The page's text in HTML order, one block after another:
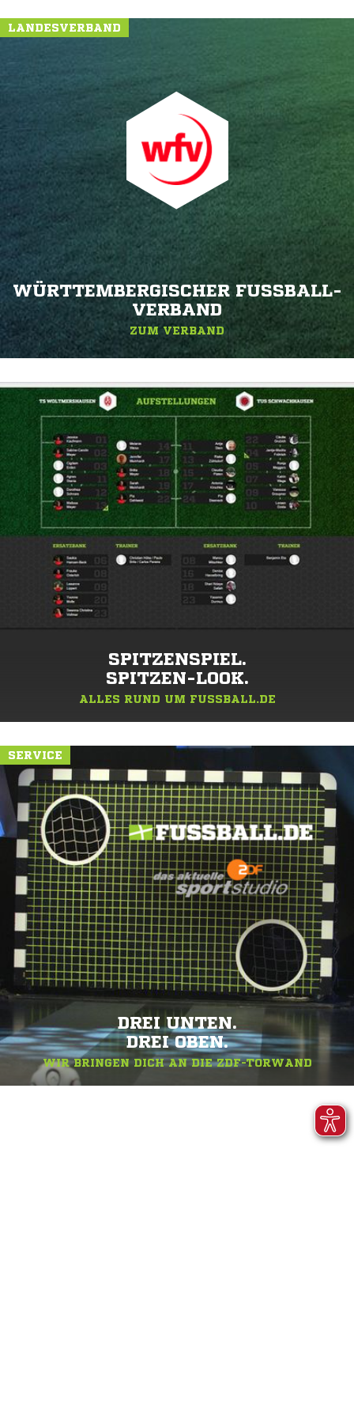
LANDESVERBAND
WÜRTTEMBERGISCHER FUSSBALL-V
ERBAND
ZUM VERBAND
SPITZENSPIEL.
SPITZEN-LOOK.
ALLES RUND UM FUSSBALL.DE
SERVICE
DREI UNTEN.
DREI OBEN.
WIR BRINGEN DICH AN DIE ZDF-TORWAND